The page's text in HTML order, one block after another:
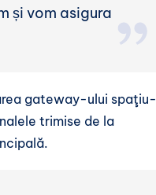
și vom asigura
gateway-ului spaţiu-
trimise de la